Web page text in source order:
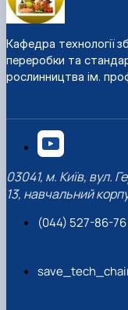
Кафедра технології
переробки та
рослинництва ім.
03041, м. Київ, вул.
13, навчальний
(044) 527-86-76